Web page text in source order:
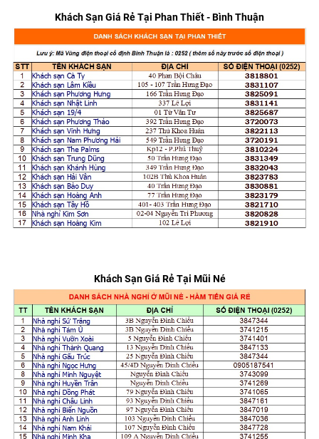
Khách Sạn Giá Rẻ Tại Phan Thiết - Bình Thuận
Khách Sạn Giá Rẻ Tại Mũi Né